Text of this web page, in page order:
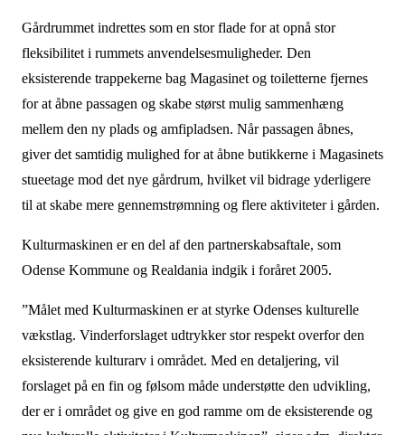
Gårdrummet indrettes som en stor flade for at opnå stor
fleksibilitet i rummets anvendelsesmuligheder. Den
eksisterende trappekerne bag Magasinet og toiletterne fjernes
for at åbne passagen og skabe størst mulig sammenhæng
mellem den ny plads og amfipladsen. Når passagen åbnes,
giver det samtidig mulighed for at åbne butikkerne i Magasinets
stueetage mod det nye gårdrum, hvilket vil bidrage yderligere
til at skabe mere gennemstrømning og flere aktiviteter i gården.
Kulturmaskinen er en del af den partnerskabsaftale, som
Odense Kommune og Realdania indgik i foråret 2005.
”Målet med Kulturmaskinen er at styrke Odenses kulturelle
vækstlag. Vinderforslaget udtrykker stor respekt overfor den
eksisterende kulturarv i området. Med en detaljering, vil
forslaget på en fin og følsom måde understøtte den udvikling,
der er i området og give en god ramme om de eksisterende og